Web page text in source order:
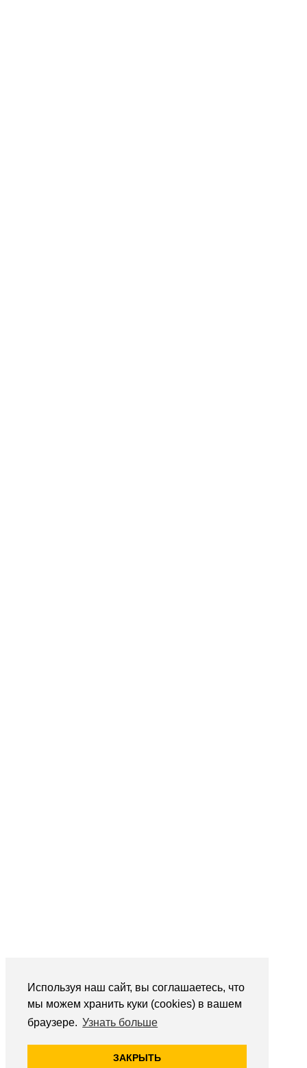
Используя наш сайт, вы соглашаетесь, что
мы можем хранить куки (cookies) в вашем
браузере. Узнать больше
ЗАКРЫТЬ